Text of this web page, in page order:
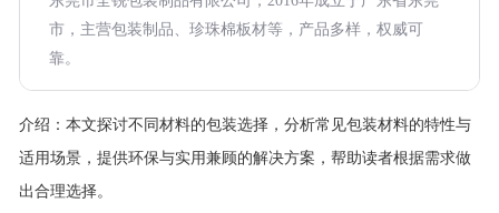
市，主营包装制品、珍珠棉板材等，产品多样，权威可
靠。
介绍： 本文探讨不同材料的包装选择，分析常见包装材料的特性与
适用场景，提供环保与实用兼顾的解决方案，帮助读者根据需求做
出合理选择。